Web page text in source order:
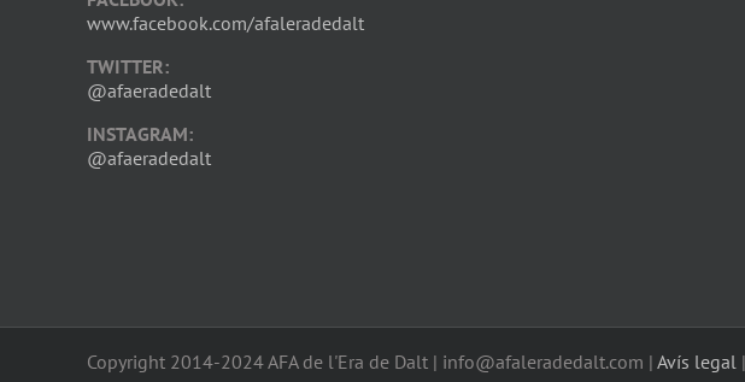
www.facebook.com/afaleradedalt
TWITTER:
@afaeradedalt
INSTAGRAM:
@afaeradedalt
Copyright 2014-2024 AFA de l'Era de Dalt | info@afaleradedalt.com | Avís legal